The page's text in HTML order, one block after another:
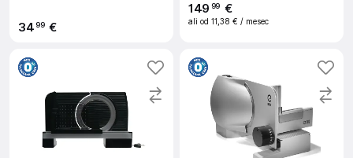
3499 €
149 99 €
ali od 11,38 € / mesec